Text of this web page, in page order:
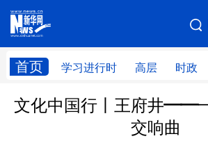
首页 学习进行时 高层 时政
网站地图
学习进行时 高层 时政
文化中国行丨王府井——
交响曲